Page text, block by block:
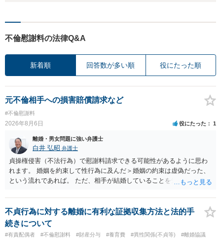
不倫慰謝料の法律Q&A
新着順 回答数が多い順 役にたった順
元不倫相手への損害賠償請求など
#不倫慰謝料
2026年8月6日 役にたった 1
離婚・男女問題に強い弁護士
白井 弘昭 弁護士
貞操権侵害（不法行為）で慰謝料請求できる可能性があるように思わ
れます。 婚姻を約束して性行為に及んだ＞婚姻の約束は虚偽だった、
という流れであれば。 ただ、相手が結婚していることを知って行為に
性も認められそうですので、あまり慰謝料は高額にならないように思
われます。 一度、最寄りの弁護士に相談してみてください。
不貞行為に対する離婚に有利な証拠収集方法と法的手
続きについて
#有責配偶者 #不倫慰謝料 #財産分与 #養育費 #異性関係(不貞等) #離婚協議